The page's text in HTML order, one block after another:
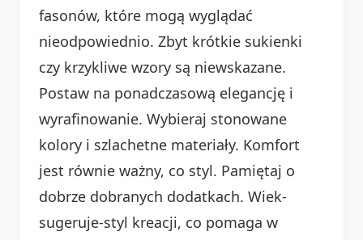
fasonów, które mogą wyglądać
nieodpowiednio. Zbyt krótkie sukienki
czy krzykliwe wzory są niewskazane.
Postaw na ponadczasową elegancję i
wyrafinowanie. Wybieraj stonowane
kolory i szlachetne materiały. Komfort
jest równie ważny, co styl. Pamiętaj o
dobrze dobranych dodatkach. Wiek-
sugeruje-styl kreacji, co pomaga w